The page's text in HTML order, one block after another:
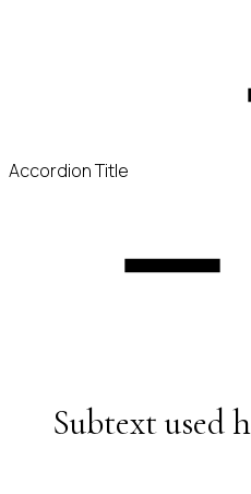
Accordion Title
Subtext used